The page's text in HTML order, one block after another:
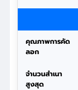
คุณภาพการคัด
ลอก
จำนวนสำเนา
สูงสุด